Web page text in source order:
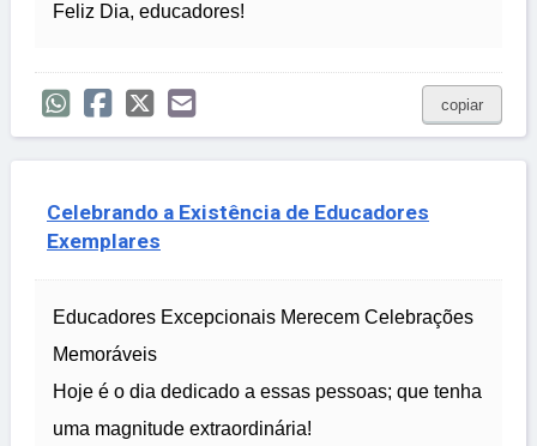
Feliz Dia, educadores!
copiar
Celebrando a Existência de Educadores
Exemplares
Educadores Excepcionais Merecem Celebrações
Memoráveis
Hoje é o dia dedicado a essas pessoas; que tenha
uma magnitude extraordinária!